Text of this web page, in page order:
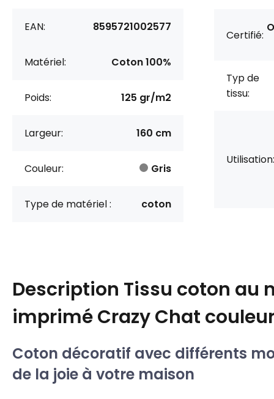
EAN: 8595721002577
Matériel: Coton 100%
Poids: 125 gr/m2
Largeur: 160 cm
Couleur: Gris
Type de matériel : coton
Certifié:
Typ de
tissu:
Utilisation:
Description Tissu coton au
imprimé Crazy Chat
Coton décoratif avec différents
de la joie à votre maison